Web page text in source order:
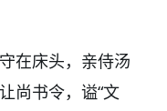
在床头，亲侍汤
尚书令，谥“文